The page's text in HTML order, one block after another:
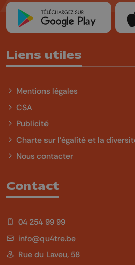
Liens utiles
Mentions légales
CSA
Publicité
Charte sur l'égalité et la
Nous contacter
Contact
04 254 99 99
info@qu4tre.be
Rue du Laveu, 58